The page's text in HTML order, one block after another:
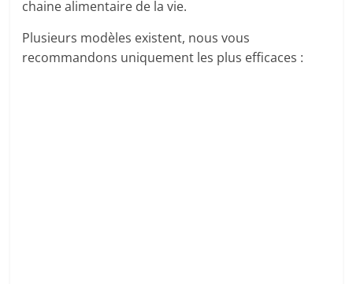
chaine alimentaire de la vie.
Plusieurs modèles existent, nous vous
recommandons uniquement les plus efficaces :